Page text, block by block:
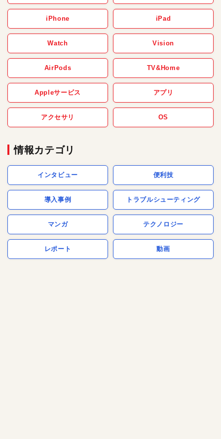
iPhone iPad
Watch Vision
AirPods TV&Home
Appleサービス アプリ
アクセサリ OS
情報カテゴリ
インタビュー 便利技
導入事例 トラブルシューティング
マンガ テクノロジー
レポート 動画